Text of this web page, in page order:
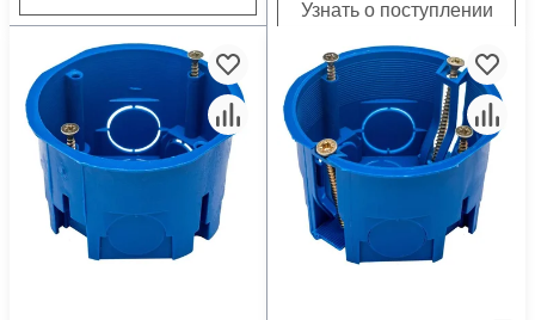
Узнать о поступлении